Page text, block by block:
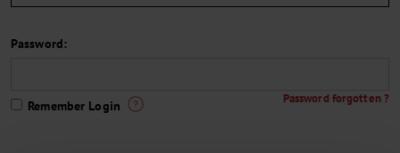
Password:
Remember Login Password forgotten ?